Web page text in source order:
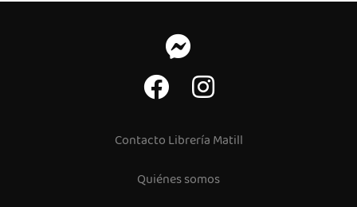
Contacto Librería Matill
Quiénes somos